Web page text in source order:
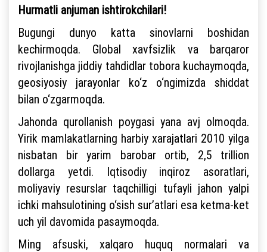
Hurmatli anjuman ishtirokchilari!
Bugungi dunyo katta sinovlarni boshidan
kechirmoqda. Global xavfsizlik va barqaror
rivojlanishga jiddiy tahdidlar tobora kuchaymoqda,
geosiyosiy jarayonlar ko‘z o‘ngimizda shiddat
bilan o‘zgarmoqda.
Jahonda qurollanish poygasi yana avj olmoqda.
Yirik mamlakatlarning harbiy xarajatlari 2010 yilga
nisbatan bir yarim barobar ortib, 2,5 trillion
dollarga yetdi. Iqtisodiy inqiroz asoratlari,
moliyaviy resurslar taqchilligi tufayli jahon yalpi
ichki mahsulotining o‘sish sur’atlari esa ketma-ket
uch yil davomida pasaymoqda.
Ming afsuski, xalqaro huquq normalari va